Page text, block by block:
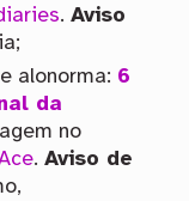
.Aviso
alonorma: 6
da
no
.Aviso de